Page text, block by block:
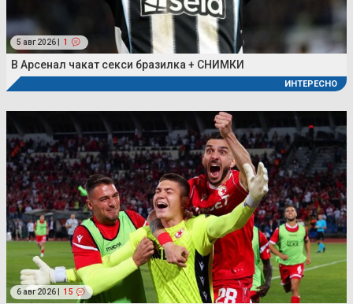
5 авг 2026 | 1
В Арсенал чакат секси бразилка + СНИМКИ
ИНТЕРЕСНО
6 авг 2026 | 15